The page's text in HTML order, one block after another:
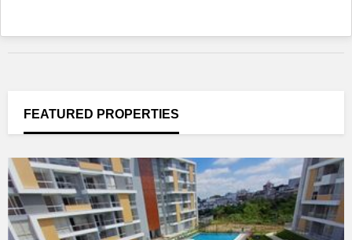
FEATURED PROPERTIES